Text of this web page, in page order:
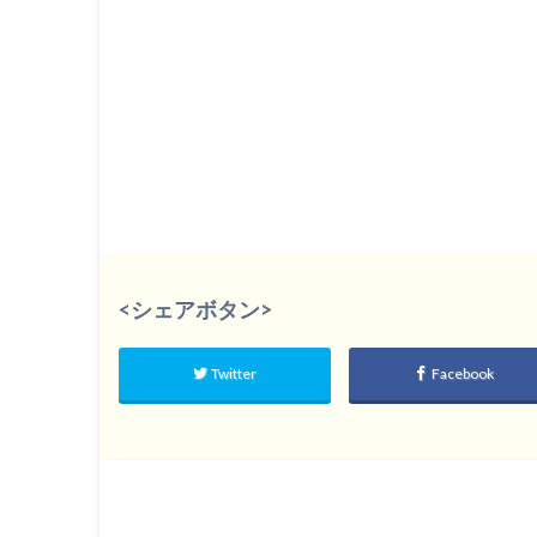
<シェアボタン>
Twitter Facebook